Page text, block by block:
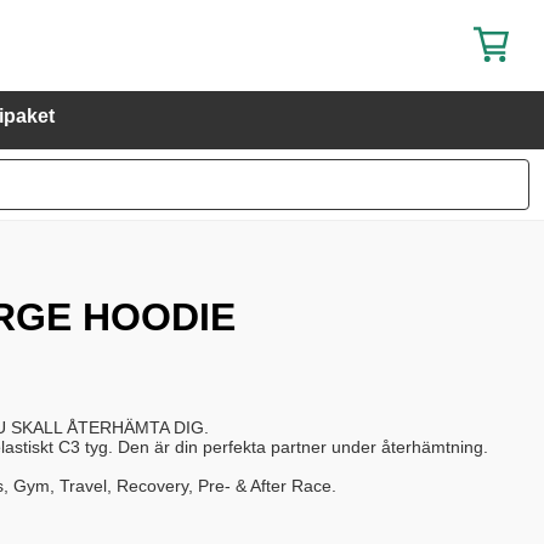
HOODIE
SKALL ÅTERHÄMTA DIG.
C3 tyg. Den är din perfekta partner under återhämtning.
Travel, Recovery, Pre- & After Race.